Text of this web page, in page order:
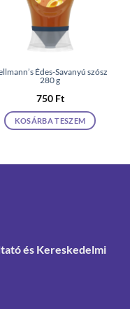
Édes-Savanyú szósz
280 g
750 Ft
KOSÁRBA TESZEM
és Kereskedelmi